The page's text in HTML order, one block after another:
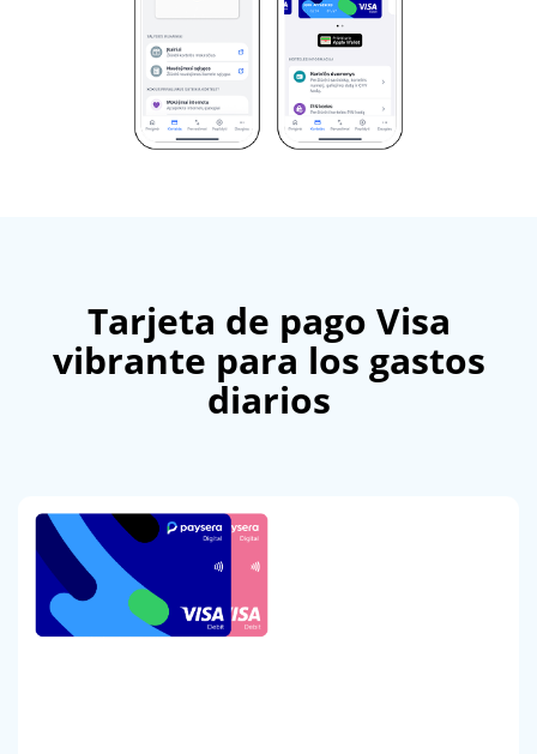
Tarjeta de pago Visa
vibrante para los gastos
diarios